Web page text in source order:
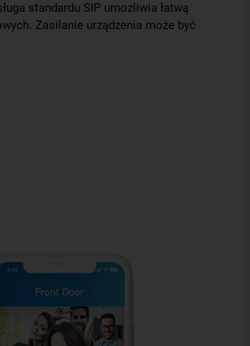
standardu SIP umożliwia łatwą
Zasilanie urządzenia może być